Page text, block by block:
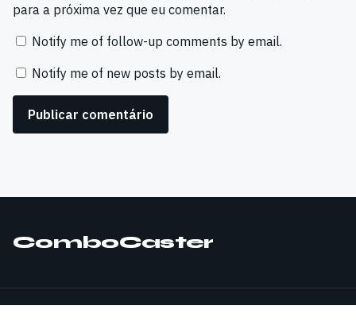
para a próxima vez que eu comentar.
Notify me of follow-up comments by email.
Notify me of new posts by email.
ComboCaster
© 2026 ComboCaster. Todos os direitos reservados.